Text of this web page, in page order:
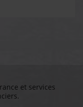
et services